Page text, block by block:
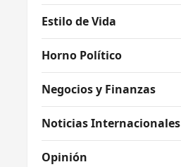
Estilo de Vida
Horno Político
Negocios y Finanzas
Noticias Internacionales
Opinión